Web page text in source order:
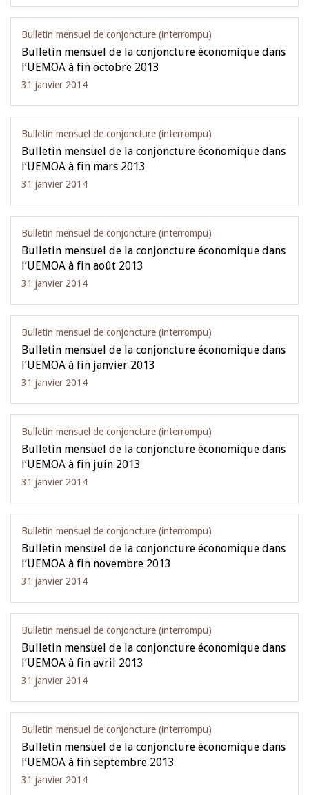
Bulletin mensuel de conjoncture (interrompu)
Bulletin mensuel de la conjoncture économique dans
l’UEMOA à fin octobre 2013
31 janvier 2014
Bulletin mensuel de conjoncture (interrompu)
Bulletin mensuel de la conjoncture économique dans
l’UEMOA à fin mars 2013
31 janvier 2014
Bulletin mensuel de conjoncture (interrompu)
Bulletin mensuel de la conjoncture économique dans
l’UEMOA à fin août 2013
31 janvier 2014
Bulletin mensuel de conjoncture (interrompu)
Bulletin mensuel de la conjoncture économique dans
l’UEMOA à fin janvier 2013
31 janvier 2014
Bulletin mensuel de conjoncture (interrompu)
Bulletin mensuel de la conjoncture économique dans
l’UEMOA à fin juin 2013
31 janvier 2014
Bulletin mensuel de conjoncture (interrompu)
Bulletin mensuel de la conjoncture économique dans
l’UEMOA à fin novembre 2013
31 janvier 2014
Bulletin mensuel de conjoncture (interrompu)
Bulletin mensuel de la conjoncture économique dans
l’UEMOA à fin avril 2013
31 janvier 2014
Bulletin mensuel de conjoncture (interrompu)
Bulletin mensuel de la conjoncture économique dans
l’UEMOA à fin septembre 2013
31 janvier 2014